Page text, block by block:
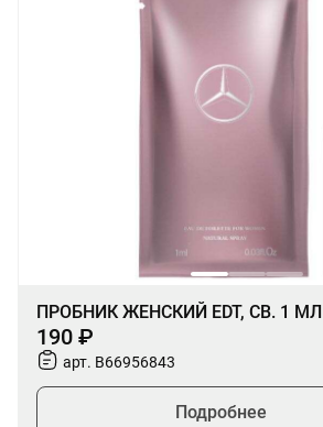
ПРОБНИК ЖЕНСКИЙ EDT, СВ. 1 МЛ
190 ₽
арт. B66956843
Подробнее